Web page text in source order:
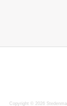
Copyright © 2026